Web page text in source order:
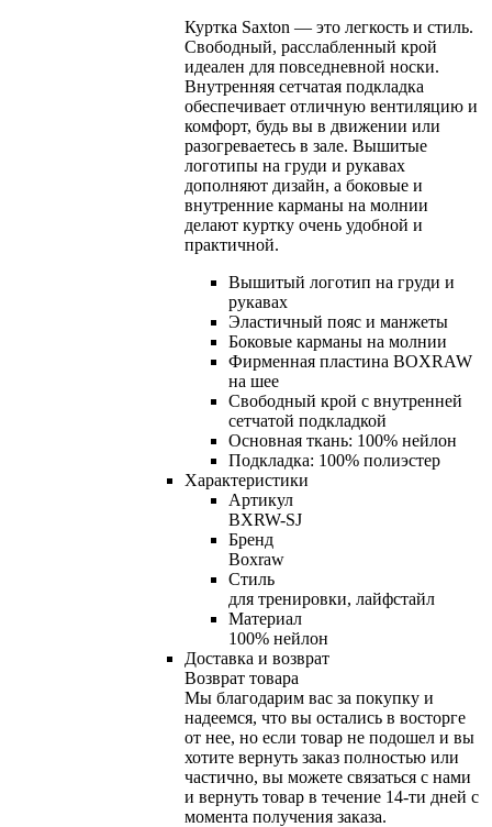
Куртка Saxton — это легкость и стиль.
Свободный, расслабленный крой
идеален для повседневной носки.
Внутренняя сетчатая подкладка
обеспечивает отличную вентиляцию и
комфорт, будь вы в движении или
разогреваетесь в зале. Вышитые
логотипы на груди и рукавах
дополняют дизайн, а боковые и
внутренние карманы на молнии
делают куртку очень удобной и
практичной.
Вышитый логотип на груди и
рукавах
Эластичный пояс и манжеты
Боковые карманы на молнии
Фирменная пластина BOXRAW
на шее
Свободный крой с внутренней
сетчатой подкладкой
Основная ткань: 100% нейлон
Подкладка: 100% полиэстер
Характеристики
Артикул
BXRW-SJ
Бренд
Boxraw
Стиль
для тренировки, лайфстайл
Материал
100% нейлон
Доставка и возврат
Возврат товара
Мы благодарим вас за покупку и
надеемся, что вы остались в восторге
от нее, но если товар не подошел и вы
хотите вернуть заказ полностью или
частично, вы можете связаться с нами
и вернуть товар в течение 14-ти дней с
момента получения заказа.